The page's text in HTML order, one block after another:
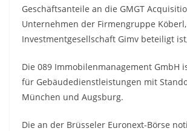
Geschäftsanteile an die GMGT
Unternehmen der Firmengruppe
Investmentgesellschaft Gimv beteiligt
Die 089 Immobilenmanagement GmbH
für Gebäudedienstleistungen mit
München und Augsburg.
Die an der Brüsseler Euronext-Börse